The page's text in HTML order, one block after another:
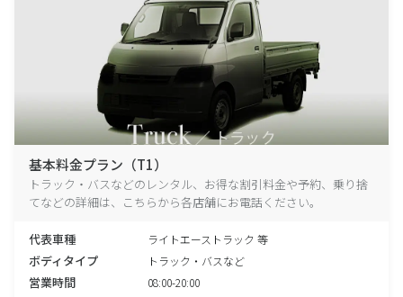
基本料金プラン（T1）
トラック・バスなどのレンタル、お得な割引料金や予約、乗り捨
てなどの詳細は、こちらから各店舗にお電話ください。
代表車種 ライトエーストラック 等
ボディタイプ トラック・バスなど
営業時間 08:00-20:00